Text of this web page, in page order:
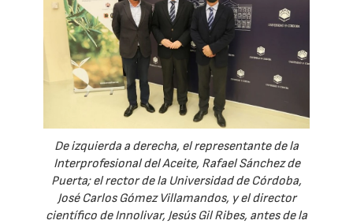
De izquierda a derecha, el representante de la
Interprofesional del Aceite, Rafael Sánchez de
Puerta; el rector de la Universidad de Córdoba,
José Carlos Gómez Villamandos, y el director
científico de Innolivar, Jesús Gil Ribes, antes de la